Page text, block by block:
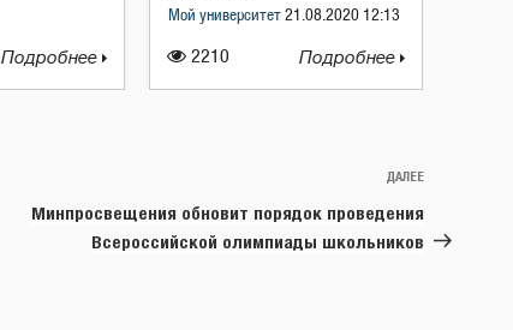
Подробнее 2210
Мой университет 21.08.2020 12:13
Подробнее
Следующая
ДАЛЕЕ
Минпросвещения обновит порядок проведения
Всероссийской олимпиады школьников